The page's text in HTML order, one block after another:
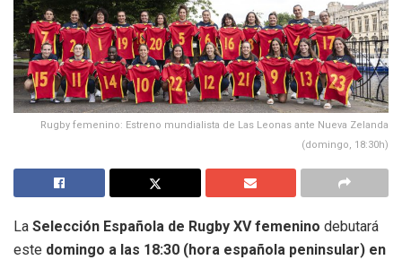
Rugby femenino: Estreno mundialista de Las Leonas ante Nueva Zelanda
(domingo, 18:30h)
La Selección Española de Rugby XV femenino debutará
este domingo a las 18:30 (hora española peninsular) en